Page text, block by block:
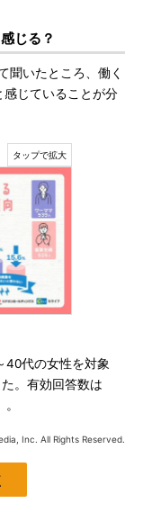
じる？
聞いたところ、働く
じていることが分
代の女性を対象
。有効回答数は
Inc. All Rights Reserved.